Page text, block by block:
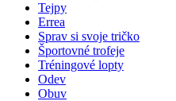
Tejpy
Errea
Sprav si svoje tričko
Športovné trofeje
Tréningové lopty
Odev
Obuv